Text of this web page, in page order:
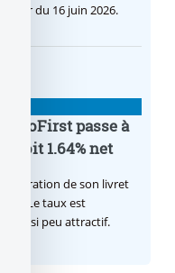
du 16 juin 2026.
passe à
soit 1.64% net
de son livret
Le taux est
aussi peu attractif.